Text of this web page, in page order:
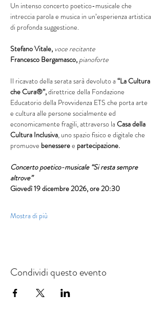
Un intenso concerto poetico-musicale che
intreccia parola e musica in un’esperienza artistica
di profonda suggestione.
Stefano Vitale, voce recitante
Francesco Bergamasco, pianoforte
Il ricavato della serata sarà devoluto a “La Cultura
che Cura®”, direttrice della Fondazione
Educatorio della Provvidenza ETS che porta arte
e cultura alle persone socialmente ed
economicamente fragili, attraverso la Casa della
Cultura Inclusiva, uno spazio fisico e digitale che
promuove benessere e partecipazione.
Concerto poetico-musicale “Si resta sempre
altrove”
Giovedì 19 dicembre 2026, ore 20:30
Mostra di più
Condividi questo evento